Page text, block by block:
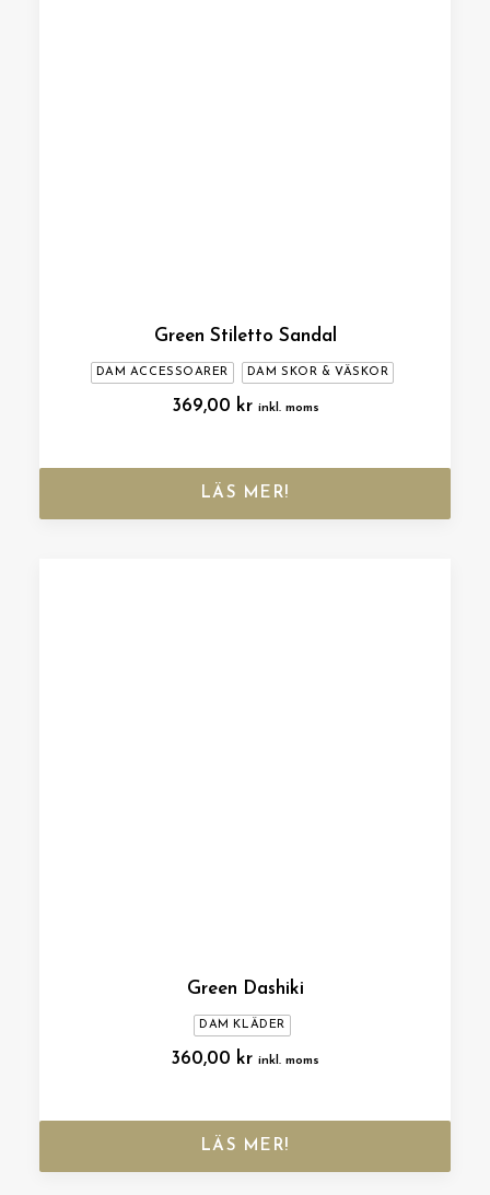
Green Stiletto Sandal
DAM ACCESSOARER DAM SKOR & VÄSKOR
369,00 kr inkl. moms
LÄS MER!
Green Dashiki
DAM KLÄDER
360,00 kr inkl. moms
LÄS MER!